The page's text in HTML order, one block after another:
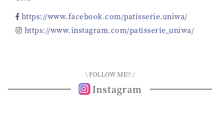
https://www.facebook.com/patisserie.uniwa/
https://www.instagram.com/patisserie_uniwa/
\ FOLLOW ME!! /
Instagram